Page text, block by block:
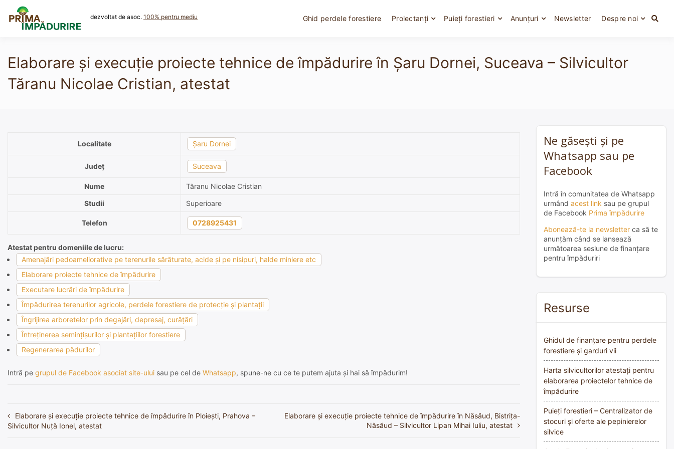
content
dezvoltat de asoc. 100% pentru mediu Ghid perdele forestiere Proiectanți Puieți forestieri Anunțuri Newsletter Despre noi
Elaborare și execuție proiecte tehnice de împădurire în Şaru Dornei, Suceava – Silvicultor
Tăranu Nicolae Cristian, atestat
Localitate Şaru Dornei
Județ Suceava
Nume
Tăranu Nicolae Cristian
Studii
Superioare
Telefon 0728925431
Atestat pentru domeniile de lucru:
Amenajări pedoameliorative pe terenurile sărăturate, acide şi pe nisipuri, halde miniere etc
Elaborare proiecte tehnice de împădurire
Executare lucrări de împădurire
Împădurirea terenurilor agricole, perdele forestiere de protecţie şi plantaţii
Îngrijirea arboretelor prin degajări, depresaj, curăţări
Întreţinerea seminţişurilor şi plantaţiilor forestiere
Regenerarea pădurilor
Intră pe grupul de Facebook asociat site-ului sau pe cel de Whatsapp, spune-ne cu ce te putem ajuta și hai să împădurim!
Navigare
Elaborare și execuție proiecte tehnice de împădurire în Ploieşti, Prahova –
Silvicultor Nuţă Ionel, atestat
Elaborare și execuție proiecte tehnice de împădurire în Năsăud, Bistrița-
Năsăud – Silvicultor Lipan Mihai Iuliu, atestat
Ne găsești și pe
Whatsapp sau pe
Facebook
Intră în comunitatea de Whatsapp
urmând acest link sau pe grupul
de Facebook Prima împădurire
Abonează-te la newsletter ca să te
anunțăm când se lansează
următoarea sesiune de finanțare
pentru împăduriri
Resurse
Ghidul de finanțare pentru perdele
forestiere și garduri vii
Harta silvicultorilor atestați pentru
elaborarea proiectelor tehnice de
împădurire
Puieți forestieri – Centralizator de
stocuri și oferte ale pepinierelor
silvice